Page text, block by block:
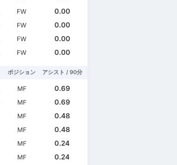
FW
0.00
FW
0.00
FW
0.00
FW 0.00
ポジション アシスト / 90分
MF
0.69
MF
0.69
MF
0.48
MF
0.48
MF
0.24
MF
0.24